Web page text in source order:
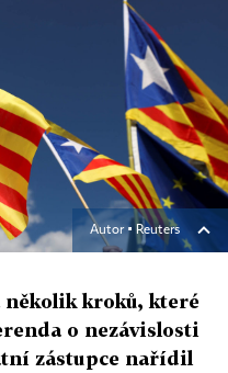
Autor ▪ Reuters
několik kroků, které
o nezávislosti
zástupce nařídil